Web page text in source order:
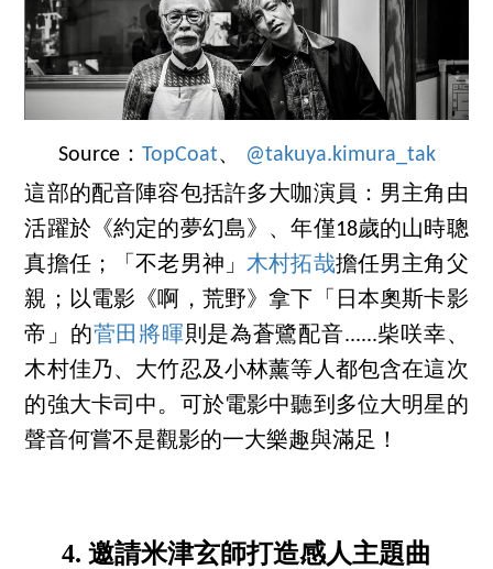
Source： TopCoat、
@takuya.kimura_tak
這部的配音陣容包括許多大咖演員：男主角由
活躍於《約定的夢幻島》、年僅18歲的山時聰
真擔任；「不老男神」木村拓哉擔任男主角父
親；以電影《啊，荒野》拿下「日本奧斯卡影
帝」的 菅田將暉則是為蒼鷺配音......柴咲幸、
木村佳乃、大竹忍及小林薰等人都包含在這次
的強大卡司中。可於電影中聽到多位大明星的
聲音何嘗不是觀影的一大樂趣與滿足！
4. 邀請米津玄師打造感人主題曲